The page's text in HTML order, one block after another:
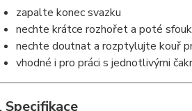
zapalte konec svazku
nechte krátce rozhořet a poté
nechte doutnat a rozptylujte kouř
vhodné i pro práci s jednotlivými
Specifikace